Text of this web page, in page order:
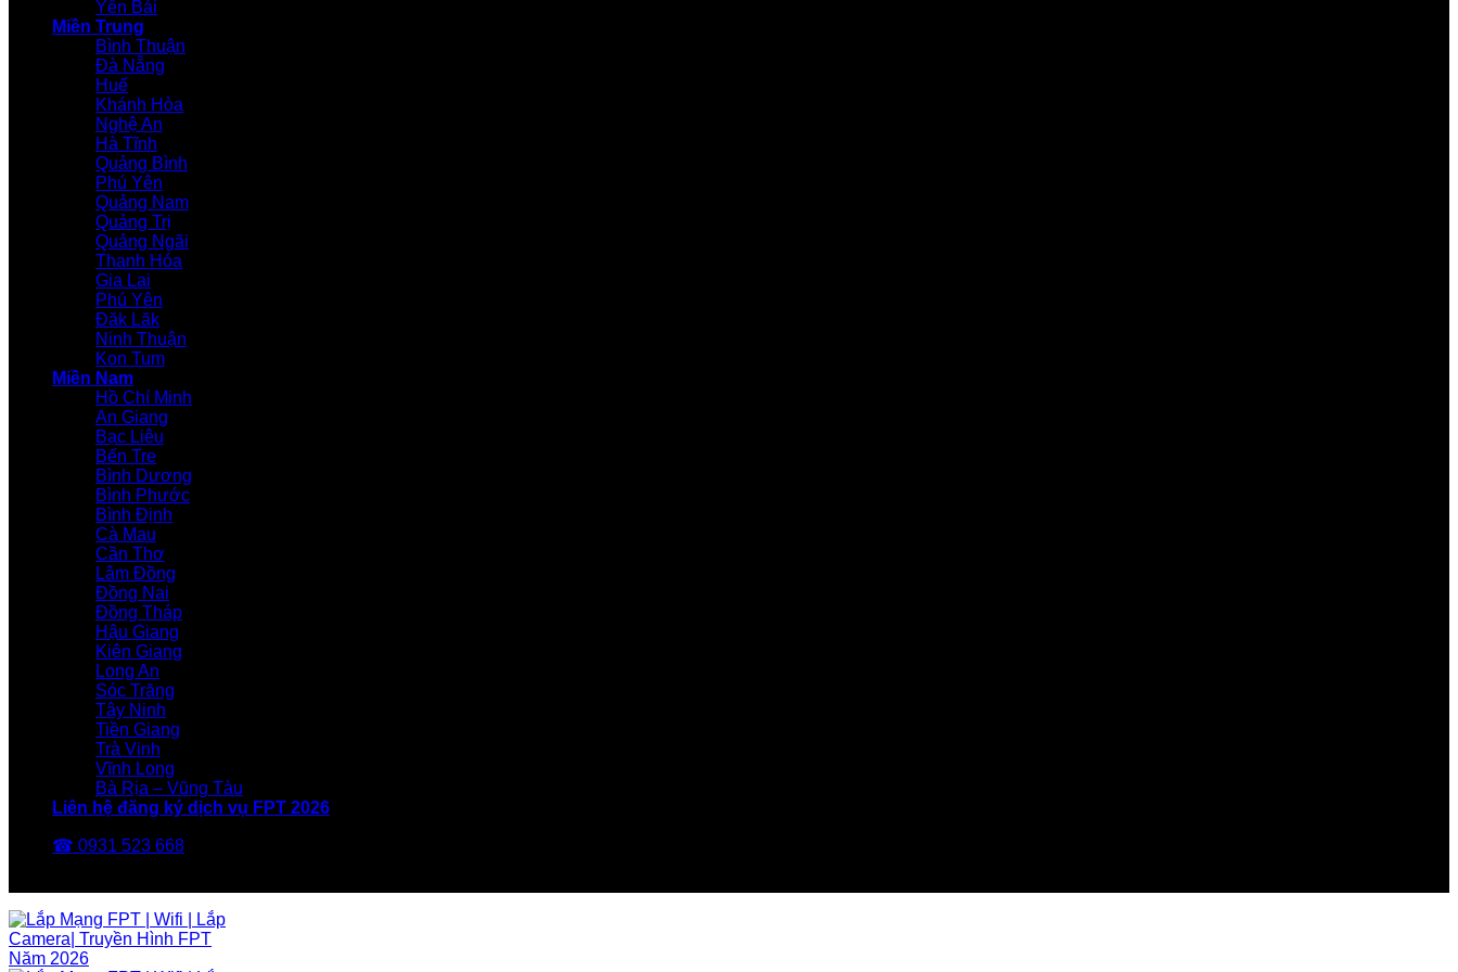
Yên Bái
Miền Trung
Bình Thuận
Đà Nẵng
Huế
Khánh Hòa
Nghệ An
Hà Tĩnh
Quảng Bình
Phú Yên
Quảng Nam
Quảng Trị
Quảng Ngãi
Thanh Hóa
Gia Lai
Phú Yên
Đăk Lăk
Ninh Thuận
Kon Tum
Miền Nam
Hồ Chí Minh
An Giang
Bạc Liêu
Bến Tre
Bình Dương
Bình Phước
Bình Định
Cà Mau
Cần Thơ
Lâm Đồng
Đồng Nai
Đồng Tháp
Hậu Giang
Kiên Giang
Long An
Sóc Trăng
Tây Ninh
Tiền Giang
Trà Vinh
Vĩnh Long
Bà Rịa – Vũng Tàu
Liên hệ đăng ký dịch vụ FPT 2026
☎ 0931 523 668